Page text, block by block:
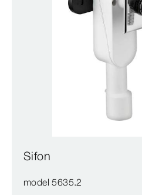
Sifon
model 5635.2